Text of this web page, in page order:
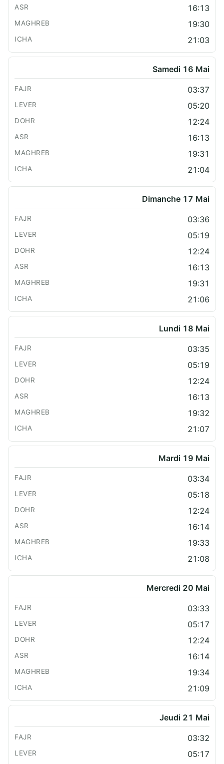
16:13
19:30
21:03
Samedi 16 Mai
03:37
05:20
12:24
16:13
19:31
21:04
Dimanche 17 Mai
03:36
05:19
12:24
16:13
19:31
21:06
Lundi 18 Mai
03:35
05:19
12:24
16:13
19:32
21:07
Mardi 19 Mai
03:34
05:18
12:24
16:14
19:33
21:08
Mercredi 20 Mai
03:33
05:17
12:24
16:14
19:34
21:09
Jeudi 21 Mai
03:32
05:17